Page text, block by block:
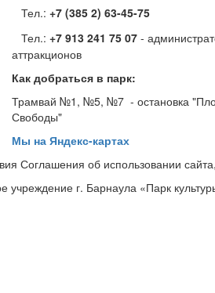
Тел.: +7 (385 2) 63-45-75
Тел.: +7 913 241 75 07 -
аттракционов
Как добраться в парк:
Трамвай №1, №5, №7 - остановка
Свободы"
Мы на Яндекс-картах
Соглашения об использовании
г. Барнаула «Парк